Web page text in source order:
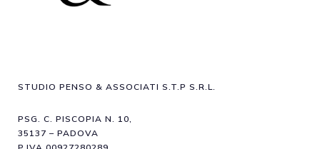
STUDIO PENSO & ASSOCIATI S.T.P S.R.L.
PSG. C. PISCOPIA N. 10,
35137 – PADOVA